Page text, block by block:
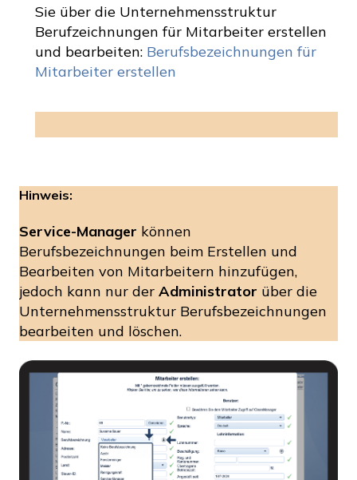
Sie über die Unternehmensstruktur
Berufzeichnungen für Mitarbeiter erstellen
und bearbeiten: Berufsbezeichnungen für
Mitarbeiter erstellen
Hinweis:
Service-Manager können
Berufsbezeichnungen beim Erstellen und
Bearbeiten von Mitarbeitern hinzufügen,
jedoch kann nur der Administrator über die
Unternehmensstruktur Berufsbezeichnungen
bearbeiten und löschen.